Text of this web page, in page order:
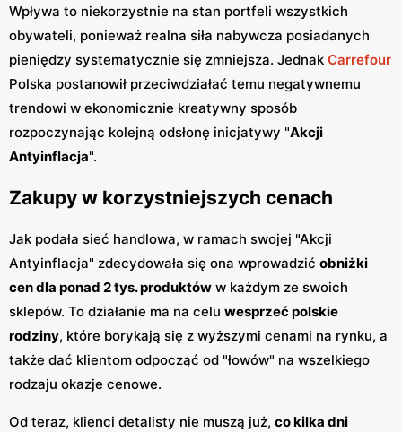
Wpływa to niekorzystnie na stan portfeli wszystkich
obywateli, ponieważ realna siła nabywcza posiadanych
pieniędzy systematycznie się zmniejsza. Jednak Carrefour
Polska postanowił przeciwdziałać temu negatywnemu
trendowi w ekonomicznie kreatywny sposób
rozpoczynając kolejną odsłonę inicjatywy "Akcji
Antyinflacja".
Zakupy w korzystniejszych cenach
Jak podała sieć handlowa, w ramach swojej "Akcji
Antyinflacja" zdecydowała się ona wprowadzić obniżki
cen dla ponad 2 tys. produktów w każdym ze swoich
sklepów. To działanie ma na celu wesprzeć polskie
rodziny, które borykają się z wyższymi cenami na rynku, a
także dać klientom odpocząć od "łowów" na wszelkiego
rodzaju okazje cenowe.
Od teraz, klienci detalisty nie muszą już, co kilka dni